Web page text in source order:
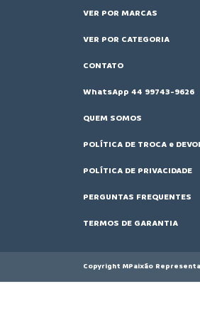
VER POR MARCAS
VER POR CATEGORIA
CONTATO
WhatsApp 44 99743-9626
QUEM SOMOS
POLÍTICA DE TROCA e
POLÍTICA DE PRIVACIDADE
PERGUNTAS FREQUENTES
TERMOS DE GARANTIA
Copyright MPaixão